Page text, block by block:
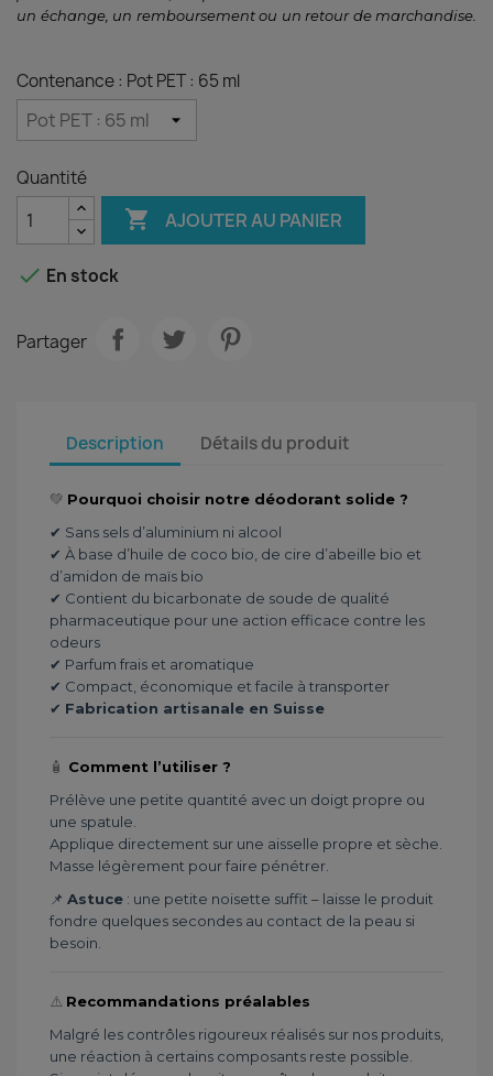
un échange, un remboursement ou un retour de marchandise.
Contenance : Pot PET : 65 ml
Quantité
 AJOUTER AU PANIER
 En stock
Partager
Description Détails du produit
💚 Pourquoi choisir notre déodorant solide ?
✔ Sans sels d’aluminium ni alcool
✔ À base d’huile de coco bio, de cire d’abeille bio et
d’amidon de maïs bio
✔ Contient du bicarbonate de soude de qualité
pharmaceutique pour une action efficace contre les
odeurs
✔ Parfum frais et aromatique
✔ Compact, économique et facile à transporter
✔ Fabrication artisanale en Suisse
🧴 Comment l’utiliser ?
Prélève une petite quantité avec un doigt propre ou
une spatule.
Applique directement sur une aisselle propre et sèche.
Masse légèrement pour faire pénétrer.
📌 Astuce : une petite noisette suffit – laisse le produit
fondre quelques secondes au contact de la peau si
besoin.
⚠️ Recommandations préalables
Malgré les contrôles rigoureux réalisés sur nos produits,
une réaction à certains composants reste possible.